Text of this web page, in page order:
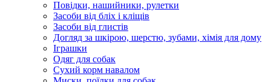
Повідки, нашийники, рулетки
Засоби від бліх і кліщів
Засоби від глистів
Догляд за шкірою, шерстю, зубами, хімія для дому
Іграшки
Одяг для собак
Сухий корм навалом